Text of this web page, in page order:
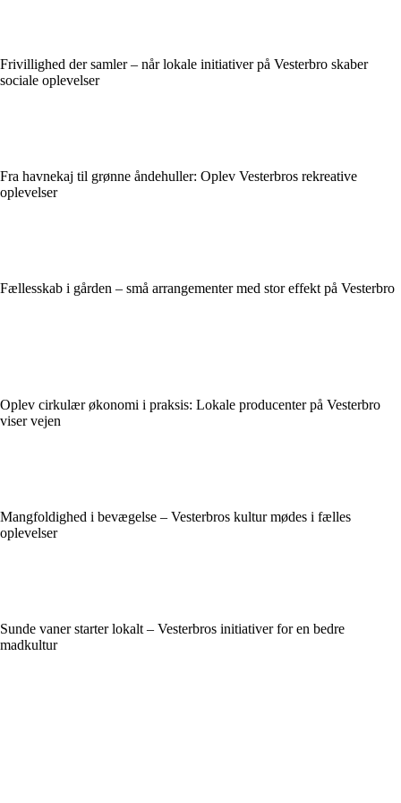
Frivillighed der samler – når lokale initiativer på Vesterbro skaber
sociale oplevelser
Fra havnekaj til grønne åndehuller: Oplev Vesterbros rekreative
oplevelser
Fællesskab i gården – små arrangementer med stor effekt på Vesterbro
Oplev cirkulær økonomi i praksis: Lokale producenter på Vesterbro
viser vejen
Mangfoldighed i bevægelse – Vesterbros kultur mødes i fælles
oplevelser
Sunde vaner starter lokalt – Vesterbros initiativer for en bedre
madkultur